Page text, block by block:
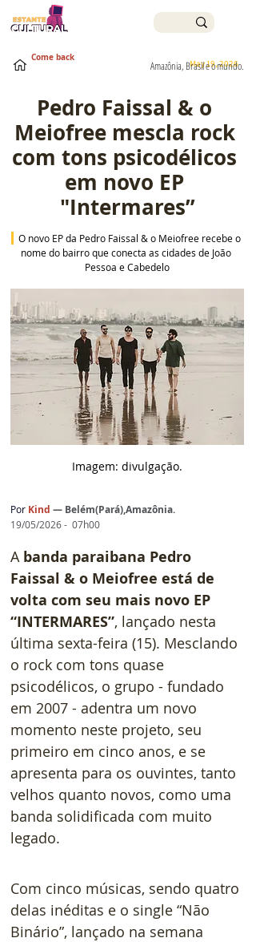
May 19, 2026
Amazônia, Brasil e o mundo.
Come back
Pedro Faissal & o
Meiofree mescla rock
com tons psicodélicos
em novo EP
"Intermares”
O novo EP da Pedro Faissal & o Meiofree recebe o
nome do bairro que conecta as cidades de João
Pessoa e Cabedelo
Imagem: divulgação.
Por Kind — Belém(Pará),Amazônia.
19/05/2026 -  07h00
A banda paraibana Pedro
Faissal & o Meiofree está de
volta com seu mais novo EP
“INTERMARES”, lançado nesta
última sexta-feira (15). Mesclando
o rock com tons quase
psicodélicos, o grupo - fundado
em 2007 - adentra um novo
momento neste projeto, seu
primeiro em cinco anos, e se
apresenta para os ouvintes, tanto
velhos quanto novos, como uma
banda solidificada com muito
legado.
Com cinco músicas, sendo quatro
delas inéditas e o single “Não
Binário”, lançado na semana